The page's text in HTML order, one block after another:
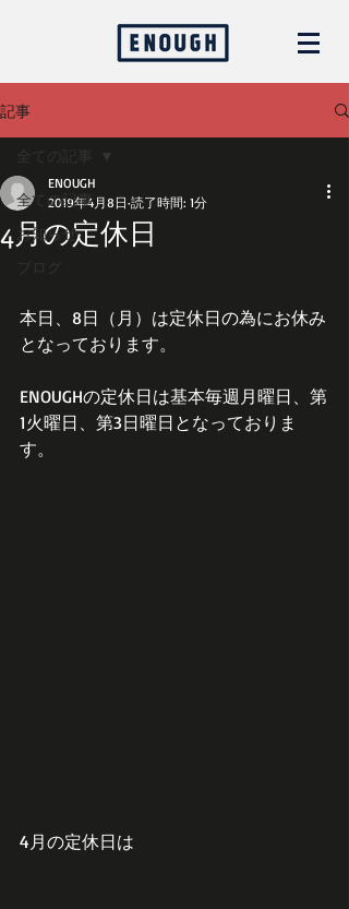
記事
全ての記事
お知らせ
ブログ
全ての記事
4月の定休日
ENOUGH
2019年4月8日 読了時間: 1分
本日、8日（月）は定休日の為にお休み
となっております。
ENOUGHの定休日は基本毎週月曜日、第
1火曜日、第3日曜日となっておりま
す。
4月の定休日は